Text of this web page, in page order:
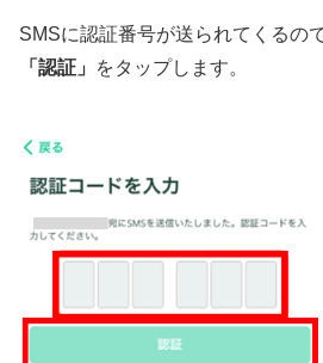
SMSに認証番号が送られてくるの
「認証」
をタップします。